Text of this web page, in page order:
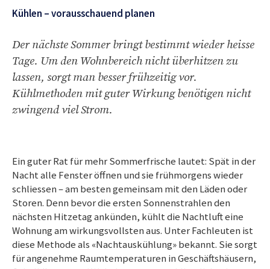
Kühlen – vorausschauend planen
Der nächste Sommer bringt bestimmt wieder heisse
Tage. Um den Wohnbereich nicht überhitzen zu
lassen, sorgt man besser frühzeitig vor.
Kühlmethoden mit guter Wirkung benötigen nicht
zwingend viel Strom.
Ein guter Rat für mehr Sommerfrische lautet: Spät in der
Nacht alle Fenster öffnen und sie frühmorgens wieder
schliessen –am besten gemeinsam mit den Läden oder
Storen. Denn bevor die ersten Sonnenstrahlen den
nächsten Hitzetag ankünden, kühlt die Nachtluft eine
Wohnung am wirkungsvollsten aus. Unter Fachleuten ist
diese Methode als «Nachtauskühlung» bekannt. Sie sorgt
für angenehme Raumtemperaturen in Geschäftshäusern,